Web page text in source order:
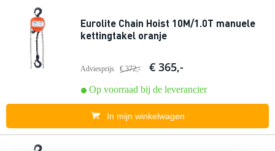
Eurolite Chain Hoist 10M/1.0T manuele
kettingtakel oranje
Adviesprijs € 372,- € 365,-
Op voorraad bij de leverancier
In mijn winkelwagen